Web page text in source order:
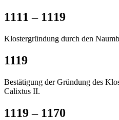
1111 – 1119
Klostergründung durch den
1119
Bestätigung der Gründung des
Calixtus II.
1119 – 1170